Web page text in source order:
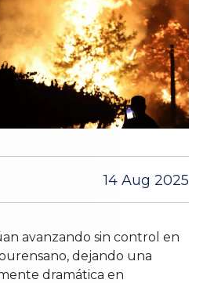
14 Aug 2025
avanzando sin control en
dejando una
dramática en